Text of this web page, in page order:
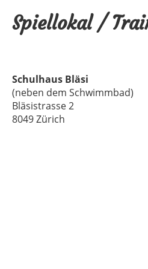
Spiellokal /
Schulhaus Bläsi
(neben dem Schwimmbad)
Bläsistrasse 2
8049 Zürich